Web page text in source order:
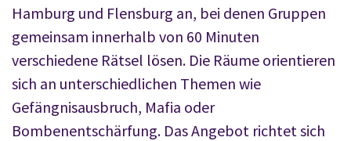
Hamburg und Flensburg an, bei denen Gruppen
gemeinsam innerhalb von 60 Minuten
verschiedene Rätsel lösen. Die Räume orientieren
sich an unterschiedlichen Themen wie
Gefängnisausbruch, Mafia oder
Bombenentschärfung. Das Angebot richtet sich